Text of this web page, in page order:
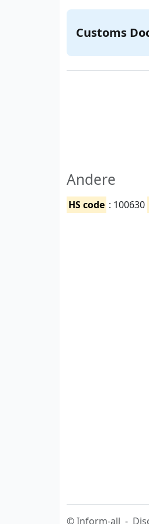
Customs
Andere
HS code : 100630
©Inform-all -